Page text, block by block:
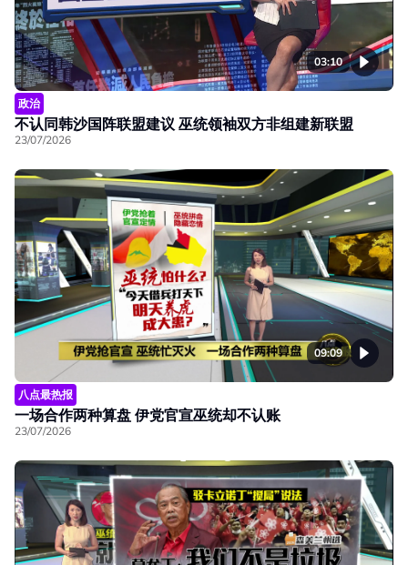
03:10
政治
不认同韩沙国阵联盟建议 巫统领袖双方非组建新联盟
23/07/2026
09:09
八点最热报
一场合作两种算盘 伊党官宣巫统却不认账
23/07/2026